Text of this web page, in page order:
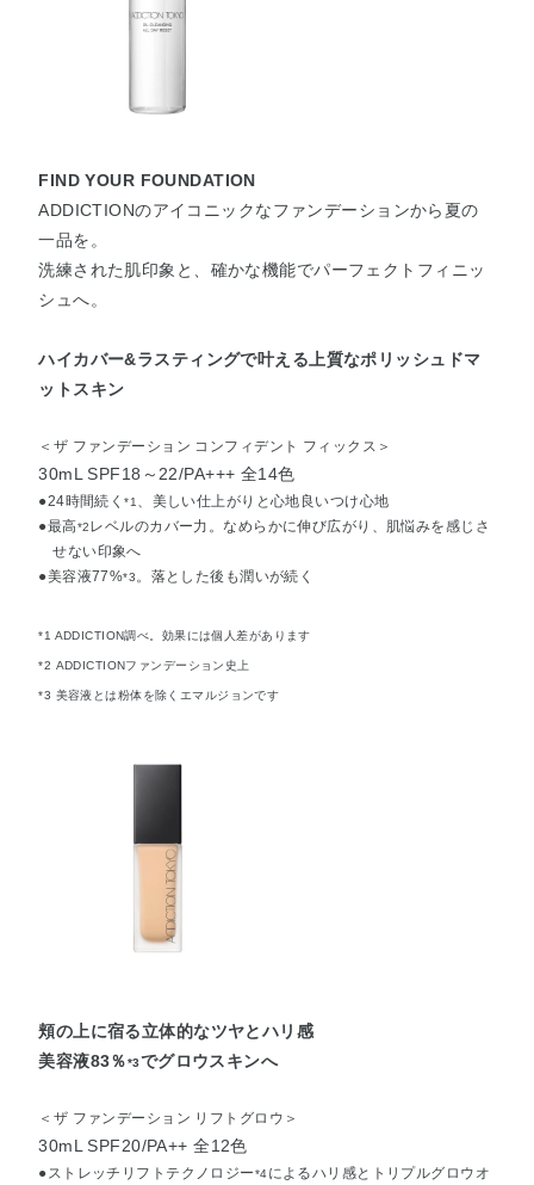
FIND YOUR FOUNDATION
ADDICTIONのアイコニックなファンデーションから夏の
一品を。
洗練された肌印象と、確かな機能でパーフェクトフィニッ
シュへ。
ハイカバー&ラスティングで叶える上質なポリッシュドマ
ットスキン
＜ザ ファンデーション コンフィデント フィックス＞
30mL SPF18～22/PA+++ 全14色
●24時間続く*1 、美しい仕上がりと心地良いつけ心地
●最高*2レベルのカバー力。なめらかに伸び広がり、肌悩みを感じさ
せない印象へ
●美容液77%*3。落とした後も潤いが続く
*1 ADDICTION調べ。効果には個人差があります
*2 ADDICTIONファンデーション史上
*3 美容液とは粉体を除くエマルジョンです
頬の上に宿る立体的なツヤとハリ感
美容液83％*3でグロウスキンへ
＜ザ ファンデーション リフトグロウ＞
30mL SPF20/PA++ 全12色
●ストレッチリフトテクノロジー*4によるハリ感とトリプルグロウオ